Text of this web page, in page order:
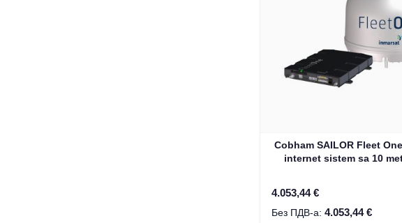
Cobham SAILOR Fleet
internet sistem sa 10
4.053,44 €
4.053,44 €